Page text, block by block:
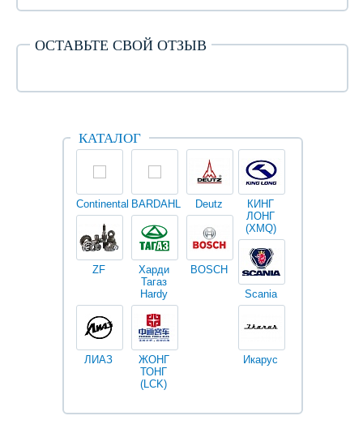
ОСТАВЬТЕ СВОЙ ОТЗЫВ
КАТАЛОГ
Continental BARDAHL Deutz
ZF
Харди
Тагаз
Hardy
BOSCH
ЛИАЗ
ЖОНГ
ТОНГ
(LCK)
КИНГ
ЛОНГ
(XMQ)
Scania
Икарус